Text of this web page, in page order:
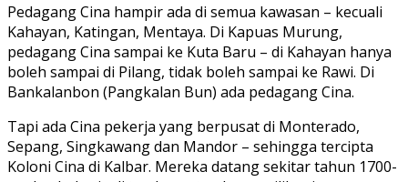
Pedagang Cina hampir ada di semua kawasan – kecuali
Kahayan, Katingan, Mentaya. Di Kapuas Murung,
pedagang Cina sampai ke Kuta Baru – di Kahayan hanya
boleh sampai di Pilang, tidak boleh sampai ke Rawi. Di
Bankalanbon (Pangkalan Bun) ada pedagang Cina.
Tapi ada Cina pekerja yang berpusat di Monterado,
Sepang, Singkawang dan Mandor – sehingga tercipta
Koloni Cina di Kalbar. Mereka datang sekitar tahun 1700-